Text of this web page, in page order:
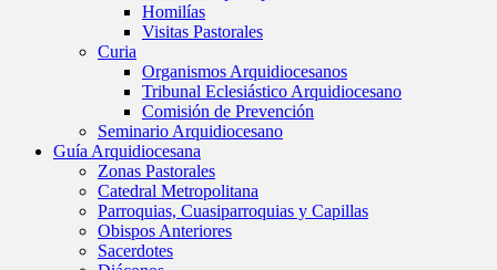
Homilías
Visitas Pastorales
Curia
Organismos Arquidiocesanos
Tribunal Eclesiástico Arquidiocesano
Comisión de Prevención
Seminario Arquidiocesano
Guía Arquidiocesana
Zonas Pastorales
Catedral Metropolitana
Parroquias, Cuasiparroquias y Capillas
Obispos Anteriores
Sacerdotes